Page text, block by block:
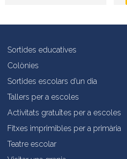
Sortides educatives
Colònies
Sortides escolars d’un dia
Tallers per a escoles
Activitats gratuïtes per a escoles
Fitxes imprimibles per a primària
Teatre escolar